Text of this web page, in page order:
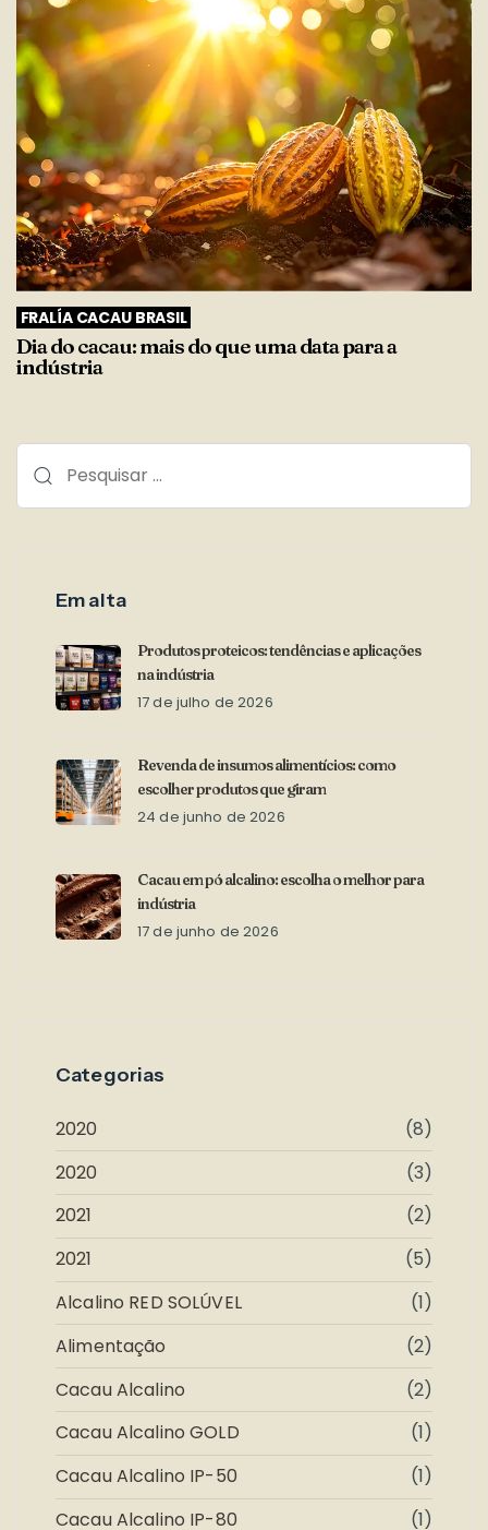
FRALÍA CACAU BRASIL
Dia do cacau: mais do que uma data para a
indústria
Em alta
Produtos proteicos: tendências e aplicações
na indústria
17 de julho de 2026
Revenda de insumos alimentícios: como
escolher produtos que giram
24 de junho de 2026
Cacau em pó alcalino: escolha o melhor para
indústria
17 de junho de 2026
Categorias
2020
(8)
2020
(3)
2021
(2)
2021
(5)
Alcalino RED SOLÚVEL
(1)
Alimentação
(2)
Cacau Alcalino
(2)
Cacau Alcalino GOLD
(1)
Cacau Alcalino IP-50
(1)
Cacau Alcalino IP-80
(1)